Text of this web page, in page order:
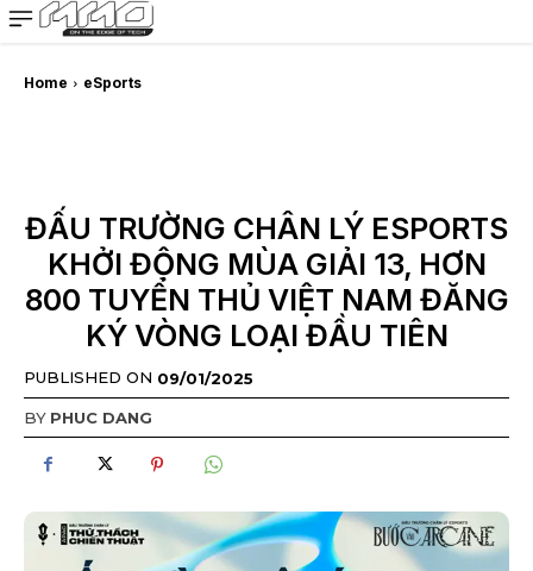
MMOSITE - Thông tin công nghệ
Bài viết nổi bật
Home eSports
ĐẤU TRƯỜNG CHÂN LÝ ESPORTS
KHỞI ĐỘNG MÙA GIẢI 13, HƠN
800 TUYỂN THỦ VIỆT NAM ĐĂNG
KÝ VÒNG LOẠI ĐẦU TIÊN
PUBLISHED ON 09/01/2025
BY PHUC DANG